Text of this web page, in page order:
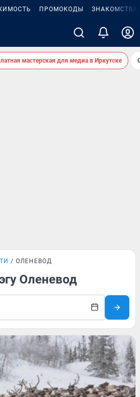
ПРОМОКОДЫ ЗНАКОМСТВА
мастерская для медиа в Иркутске
ОЛЕНЕВОД
Оленевод